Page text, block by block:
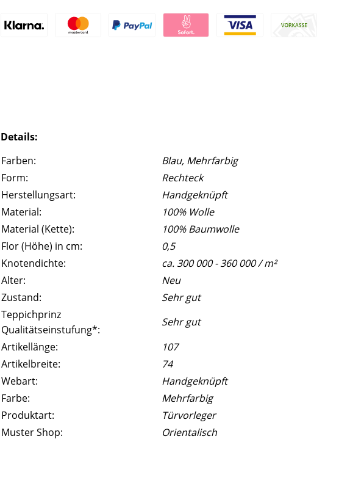
Details:
Farben:
Blau, Mehrfarbig
Form:
Rechteck
Herstellungsart:
Handgeknüpft
Material:
100% Wolle
Material (Kette):
100% Baumwolle
Flor (Höhe) in cm:
0,5
Knotendichte:
ca. 300 000 - 360 000 / m²
Alter:
Neu
Zustand:
Sehr gut
Teppichprinz
Qualitätseinstufung*:
Sehr gut
Artikellänge:
107
Artikelbreite:
74
Webart:
Handgeknüpft
Farbe:
Mehrfarbig
Produktart:
Türvorleger
Muster Shop:
Orientalisch